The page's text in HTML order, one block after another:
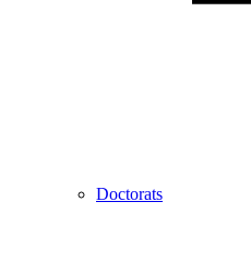
Doctorats